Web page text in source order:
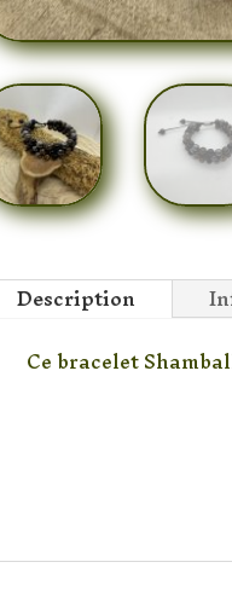
Description
Ce bracelet